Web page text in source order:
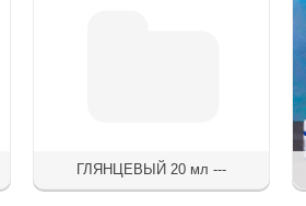
ГЛЯНЦЕВЫЙ 20 мл ---